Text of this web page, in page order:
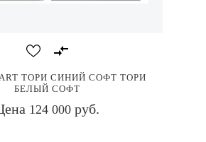
ТОРИ СИНИЙ СОФТ ТОРИ
БЕЛЫЙ СОФТ
124 000 руб.